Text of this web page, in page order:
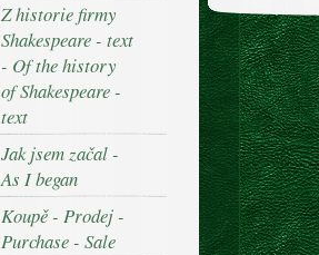
Z historie firmy
Shakespeare - text
- Of the history
of Shakespeare -
text
Jak jsem začal -
As I began
Koupě - Prodej -
Purchase - Sale